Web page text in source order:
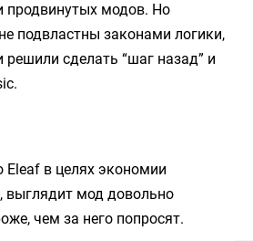
продвинутых модов. Но
подвластны законами логики,
сделать “шаг назад” и
Eleaf в целях экономии
выглядит мод довольно
чем за него попросят.